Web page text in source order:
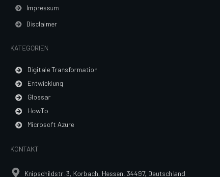
Impressum
Disclaimer
KATEGORIEN
Digitale Transformation
Entwicklung
Glossar
HowTo
Microsoft Azure
KONTAKT
Knipschildstr. 3, Korbach, Hessen, 34497, Deutschland